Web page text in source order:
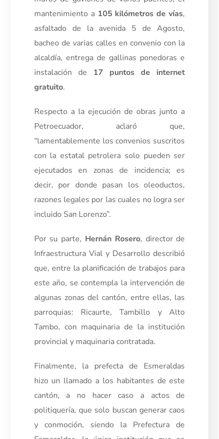
mantenimiento a 105 kilómetros de vías,
asfaltado de la avenida 5 de Agosto,
bacheo de varias calles en convenio con la
alcaldía, entrega de gallinas ponedoras e
instalación de 17 puntos de internet
gratuito.
Respecto a la ejecución de obras junto a
Petroecuador, aclaró que,
“lamentablemente los convenios suscritos
con la estatal petrolera solo pueden ser
ejecutados en zonas de incidencia; es
decir, por donde pasan los oleoductos,
razones legales por las cuales no logra ser
incluido San Lorenzo”.
Por su parte, Hernán Rosero, director de
Infraestructura Vial y Desarrollo describió
que, entre la planificación de trabajos para
este año, se contempla la intervención de
algunas zonas del cantón, entre ellas, las
parroquias: Ricaurte, Tambillo y Alto
Tambo, con maquinaria de la institución
provincial y maquinaria contratada.
Finalmente, la prefecta de Esmeraldas
hizo un llamado a los habitantes de este
cantón, a no hacer caso a actos de
politiquería, que solo buscan generar caos
y conmoción, siendo la Prefectura de